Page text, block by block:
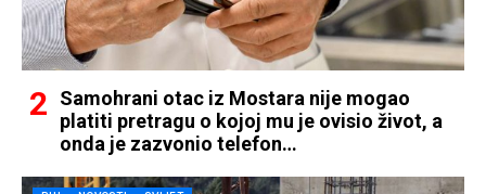
Samohrani otac iz Mostara nije mogao
platiti pretragu o kojoj mu je ovisio život, a
onda je zazvonio telefon…